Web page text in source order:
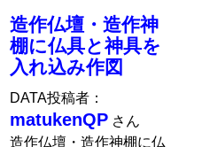
造作仏壇・造作神
棚に仏具と神具を
入れ込み作図
DATA投稿者：
matukenQP さん
造作仏壇・造作神棚に仏